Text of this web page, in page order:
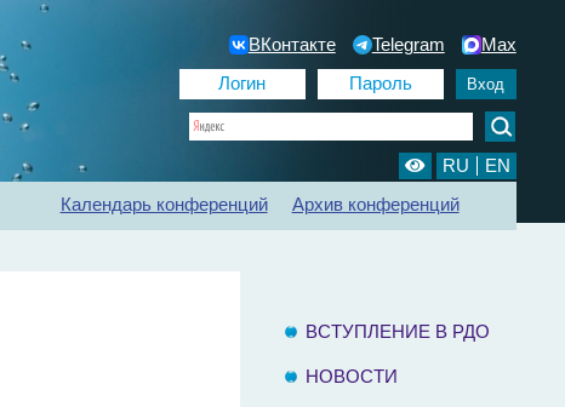
ВКонтакте Telegram Max
RU EN
Регистр ХБП Отделения диализа Контакты
Календарь конференций Архив конференций
ВСТУПЛЕНИЕ В РДО
НОВОСТИ